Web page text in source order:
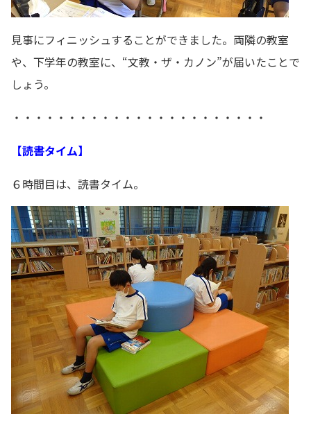
見事にフィニッシュすることができました。両隣の教室
や、下学年の教室に、“文教・ザ・カノン”が届いたことで
しょう。
・・・・・・・・・・・・・・・・・・・・・・・
【読書タイム】
６時間目は、読書タイム。